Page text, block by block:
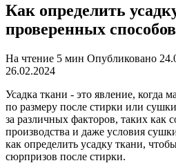
Как определить
проверенных способов
На чтение 5 мин Опубликовано
26.02.2024
Усадка ткани - это явление, когда
по размеру после стирки или
за различных факторов, таких как
производства и даже условия
как определить усадку ткани,
сюрпризов после стирки.